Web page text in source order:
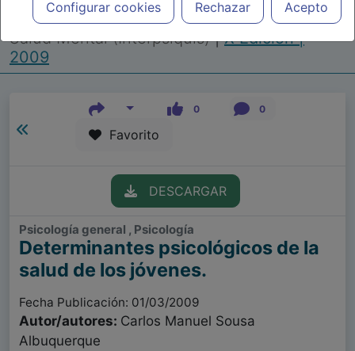
cada caso concreto, el tratamiento más adecuado a las
necesidades del paciente.
Configurar cookies Rechazar Acepto
Internacional de Psiquiatría, Psicología y
Salud Mental (Interpsiquis)|X Edición |
2009
0 0
Favorito
DESCARGAR
Psicología general , Psicología
Determinantes psicológicos de la
salud de los jóvenes.
Fecha Publicación: 01/03/2009
Autor/autores: Carlos Manuel Sousa
Albuquerque